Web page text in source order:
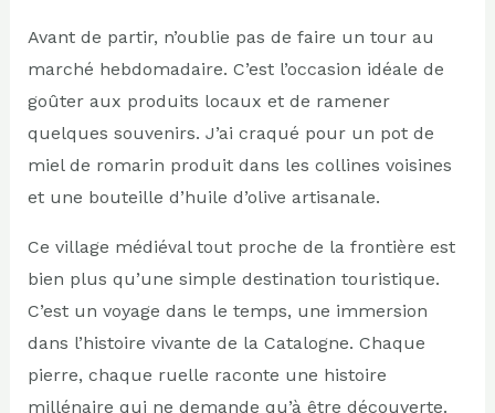
Avant de partir, n’oublie pas de faire un tour au
marché hebdomadaire. C’est l’occasion idéale de
goûter aux produits locaux et de ramener
quelques souvenirs. J’ai craqué pour un pot de
miel de romarin produit dans les collines voisines
et une bouteille d’huile d’olive artisanale.
Ce village médiéval tout proche de la frontière est
bien plus qu’une simple destination touristique.
C’est un voyage dans le temps, une immersion
dans l’histoire vivante de la Catalogne. Chaque
pierre, chaque ruelle raconte une histoire
millénaire qui ne demande qu’à être découverte.